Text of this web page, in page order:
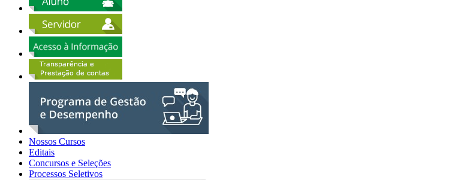
Nossos Cursos
Editais
Concursos e Seleções
Processos Seletivos